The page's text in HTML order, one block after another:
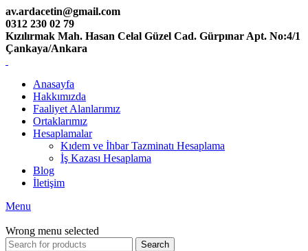
av.ardacetin@gmail.com
0312 230 02 79
Kızılırmak Mah. Hasan Celal Güzel Cad. Gürpınar Apt. No:4/1
Çankaya/Ankara
Anasayfa
Hakkımızda
Faaliyet Alanlarımız
Ortaklarımız
Hesaplamalar
Kıdem ve İhbar Tazminatı Hesaplama
İş Kazası Hesaplama
Blog
İletişim
Menu
Wrong menu selected
Search